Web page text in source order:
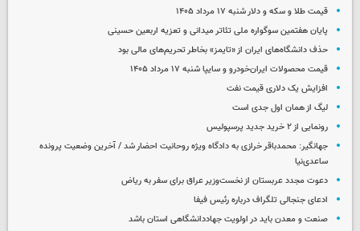
قیمت طلا و سکه و دلار شنبه ۱۷ مرداد ۱۴۰۵
پایان هفتمین سوگواره ملی تئاتر میدانی و تعزیه اربعین حسینی
حذف دانشگاه‌های ایران از «تایمز» بخاطر تحریم‌های مالی بود
قیمت محصولات ایران‌خودرو و سایپا شنبه ۱۷ مرداد ۱۴۰۵
افزایش یک دلاری قیمت نفت
لیگ از همان اول جدی است
رونمایی از ۲ خرید جدید پرسپولیس
جهانگیر: محمدباقر خرازی به دادگاه ویژه روحانیت احضار شد / آخرین وضعیت پرونده
ساعدی‌نیا
دعوت مجدد عربستان از نخست‌وزیر عراق برای سفر به ریاض
ادعای جنجالی تلگراف درباره رئیس فیفا
صنعت و معدن باید در اولویت جهاددانشگاهی استان باشد